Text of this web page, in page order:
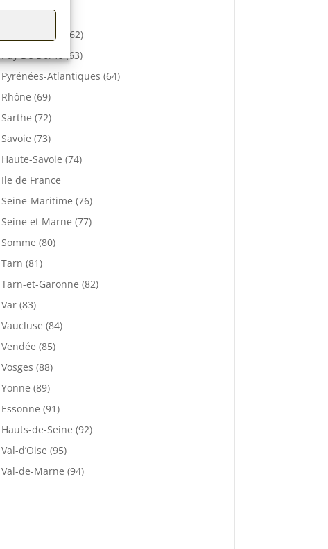
Orne (61)
Pas-de-Calais (62)
Puy De Dôme (63)
Pyrénées-Atlantiques (64)
Rhône (69)
Sarthe (72)
Savoie (73)
Haute-Savoie (74)
Ile de France
Seine-Maritime (76)
Seine et Marne (77)
Somme (80)
Tarn (81)
Tarn-et-Garonne (82)
Var (83)
Vaucluse (84)
Vendée (85)
Vosges (88)
Yonne (89)
Essonne (91)
Hauts-de-Seine (92)
Val-d’Oise (95)
Val-de-Marne (94)